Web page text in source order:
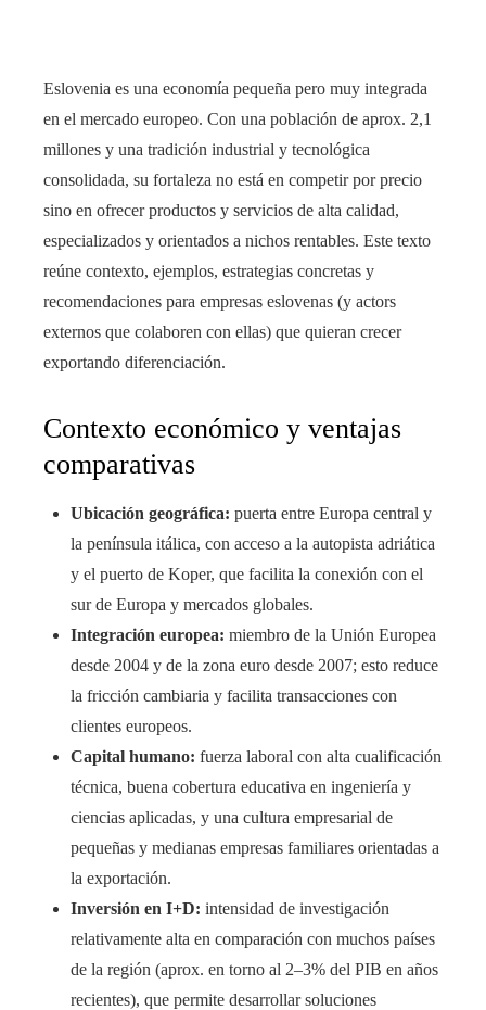
Eslovenia es una economía pequeña pero muy integrada
en el mercado europeo. Con una población de aprox. 2,1
millones y una tradición industrial y tecnológica
consolidada, su fortaleza no está en competir por precio
sino en ofrecer productos y servicios de alta calidad,
especializados y orientados a nichos rentables. Este texto
reúne contexto, ejemplos, estrategias concretas y
recomendaciones para empresas eslovenas (y actors
externos que colaboren con ellas) que quieran crecer
exportando diferenciación.
Contexto económico y ventajas
comparativas
Ubicación geográfica: puerta entre Europa central y
la península itálica, con acceso a la autopista adriática
y el puerto de Koper, que facilita la conexión con el
sur de Europa y mercados globales.
Integración europea: miembro de la Unión Europea
desde 2004 y de la zona euro desde 2007; esto reduce
la fricción cambiaria y facilita transacciones con
clientes europeos.
Capital humano: fuerza laboral con alta cualificación
técnica, buena cobertura educativa en ingeniería y
ciencias aplicadas, y una cultura empresarial de
pequeñas y medianas empresas familiares orientadas a
la exportación.
Inversión en I+D: intensidad de investigación
relativamente alta en comparación con muchos países
de la región (aprox. en torno al 2–3% del PIB en años
recientes), que permite desarrollar soluciones